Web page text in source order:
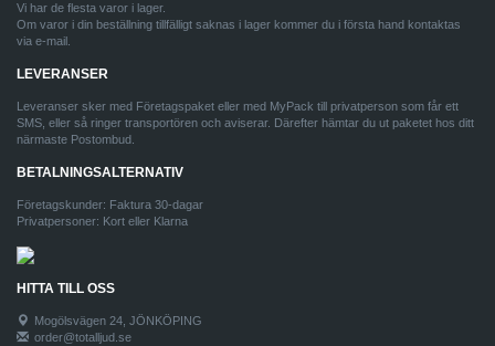
Vi har de flesta varor i lager.
Om varor i din beställning tillfälligt saknas i lager kommer du i första hand kontaktas
via e-mail.
LEVERANSER
Leveranser sker med Företagspaket eller med MyPack till privatperson som får ett
SMS, eller så ringer transportören och aviserar. Därefter hämtar du ut paketet hos ditt
närmaste Postombud.
BETALNINGSALTERNATIV
Företagskunder: Faktura 30-dagar
Privatpersoner: Kort eller Klarna
HITTA TILL OSS
Mogölsvägen 24, JÖNKÖPING
order@totalljud.se